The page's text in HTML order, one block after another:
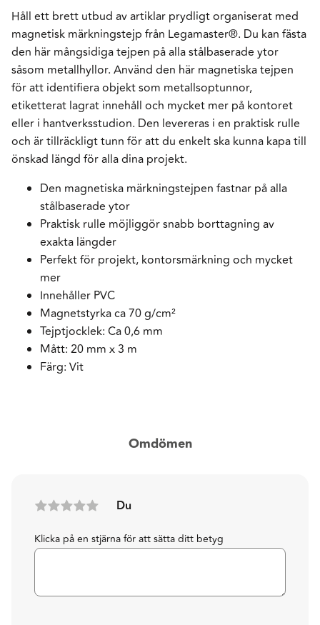
Håll ett brett utbud av artiklar prydligt organiserat med
magnetisk märkningstejp från Legamaster®. Du kan fästa
den här mångsidiga tejpen på alla stålbaserade ytor
såsom metallhyllor. Använd den här magnetiska tejpen
för att identifiera objekt som metallsoptunnor,
etiketterat lagrat innehåll och mycket mer på kontoret
eller i hantverksstudion. Den levereras i en praktisk rulle
och är tillräckligt tunn för att du enkelt ska kunna kapa till
önskad längd för alla dina projekt.
Den magnetiska märkningstejpen fastnar på alla
stålbaserade ytor
Praktisk rulle möjliggör snabb borttagning av
exakta längder
Perfekt för projekt, kontorsmärkning och mycket
mer
Innehåller PVC
Magnetstyrka ca 70 g/cm²
Tejptjocklek: Ca 0,6 mm
Mått: 20 mm x 3 m
Färg: Vit
Omdömen
Du
Klicka på en stjärna för att sätta ditt betyg